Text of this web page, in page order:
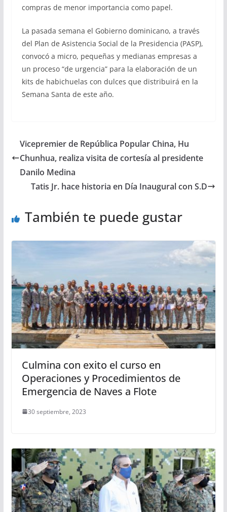
compras de menor importancia como papel.
La pasada semana el Gobierno dominicano, a través
del Plan de Asistencia Social de la Presidencia (PASP),
convocó a micro, pequeñas y medianas empresas a
un proceso “de urgencia” para la elaboración de un
kits de habichuelas con dulces que distribuirá en la
Semana Santa de este año.
Vicepremier de República Popular China, Hu
Chunhua, realiza visita de cortesía al presidente
Danilo Medina
Tatis Jr. hace historia en Día Inaugural con S.D
También te puede gustar
Culmina con exito el curso en
Operaciones y Procedimientos de
Emergencia de Naves a Flote
30 septiembre, 2023